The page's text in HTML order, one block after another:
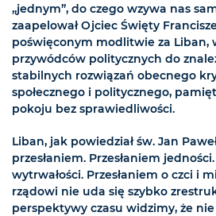
„jednym”, do czego wzywa nas
zaapelował Ojciec Święty
poświęconym modlitwie za Liban,
przywódców politycznych do
stabilnych rozwiązań obecnego
społecznego i politycznego,
pokoju bez sprawiedliwości.
Liban, jak powiedział św. Jan
przesłaniem. Przesłaniem
wytrwałości. Przesłaniem o czci i
rządowi nie uda się szybko
perspektywy czasu widzimy, że